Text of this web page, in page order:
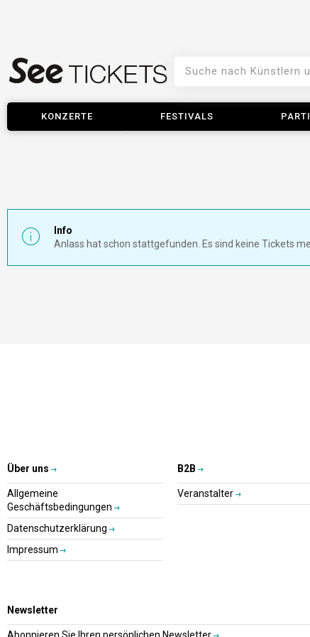
KONZERTE FESTIVALS
Info
Anlass hat schon stattgefunden. Es sind keine Tickets
Über uns
Allgemeine
Geschäftsbedingungen
Datenschutzerklärung
Impressum
B2B
Veranstalter
Newsletter